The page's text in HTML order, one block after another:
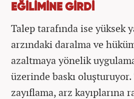
EĞİLİMİNE GİRDİ
Talep tarafında ise yüksek
arzındaki daralma ve
azaltmaya yönelik
üzerinde baskı
zayıflama, arz kayıplarına